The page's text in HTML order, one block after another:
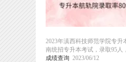
2023年滇西科技师范学院专
南统招专升本考试，录取95人
成绩查询 2023/06/12